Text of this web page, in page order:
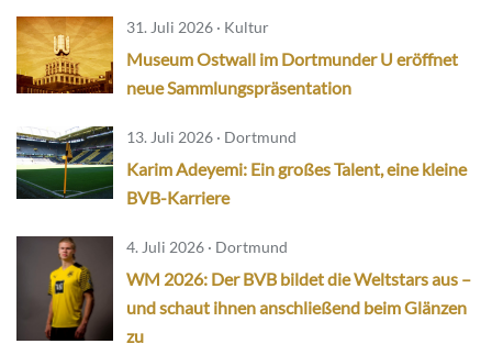
31. Juli 2026 · Kultur
Museum Ostwall im Dortmunder U eröffnet
neue Sammlungspräsentation
13. Juli 2026 · Dortmund
Karim Adeyemi: Ein großes Talent, eine kleine
BVB-Karriere
4. Juli 2026 · Dortmund
WM 2026: Der BVB bildet die Weltstars aus –
und schaut ihnen anschließend beim Glänzen
zu